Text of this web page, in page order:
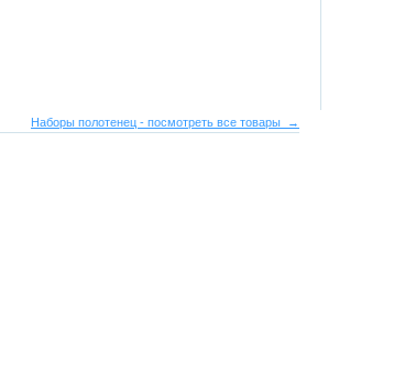
Наборы полотенец - посмотреть все товары →